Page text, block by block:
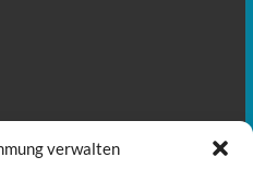
verwalten